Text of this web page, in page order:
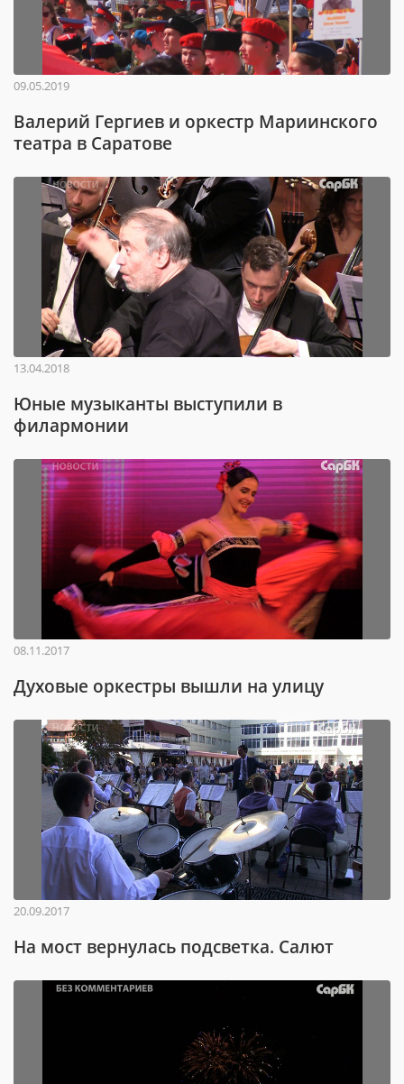
09.05.2019
Валерий Гергиев и оркестр Мариинского
театра в Саратове
13.04.2018
Юные музыканты выступили в
филармонии
08.11.2017
Духовые оркестры вышли на улицу
20.09.2017
На мост вернулась подсветка. Салют